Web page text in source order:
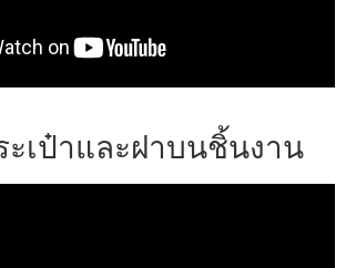
ะเป๋าและฝาบนชิ้นงาน